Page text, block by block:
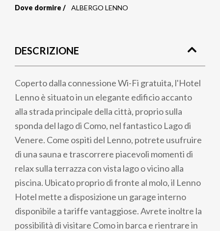
pane
Dove dormire ALBERGO LENNO
DESCRIZIONE
Coperto dalla connessione Wi-Fi gratuita, l'Hotel
Lenno è situato in un elegante edificio accanto
alla strada principale della città, proprio sulla
sponda del lago di Como, nel fantastico Lago di
Venere. Come ospiti del Lenno, potrete usufruire
di una sauna e trascorrere piacevoli momenti di
relax sulla terrazza con vista lago o vicino alla
piscina. Ubicato proprio di fronte al molo, il Lenno
Hotel mette a disposizione un garage interno
disponibile a tariffe vantaggiose. Avrete inoltre la
possibilità di visitare Como in barca e rientrare in